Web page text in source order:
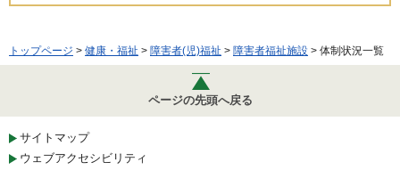
トップページ > 健康・福祉 > 障害者(児)福祉 > 障害者福祉施設 > 体制状況一覧
ページの先頭へ戻る
サイトマップ
ウェブアクセシビリティ